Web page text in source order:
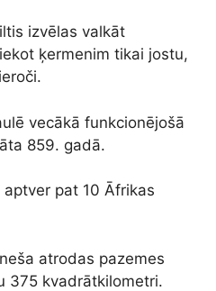
izvēlas valkāt
ķermenim tikai jostu,
vecākā funkcionējošā
859. gadā.
pat 10 Āfrikas
atrodas pazemes
375 kvadrātkilometri.